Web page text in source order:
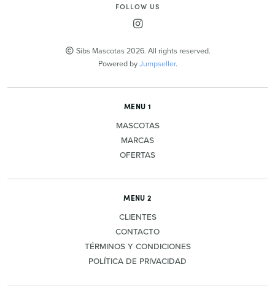
FOLLOW US
Sibs Mascotas 2026. All rights reserved.
Powered byJumpseller.
MENU 1
MASCOTAS
MARCAS
OFERTAS
MENU 2
CLIENTES
CONTACTO
TÉRMINOS Y CONDICIONES
POLÍTICA DE PRIVACIDAD